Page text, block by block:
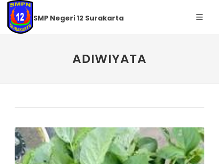
SMP Negeri 12 Surakarta
ADIWIYATA